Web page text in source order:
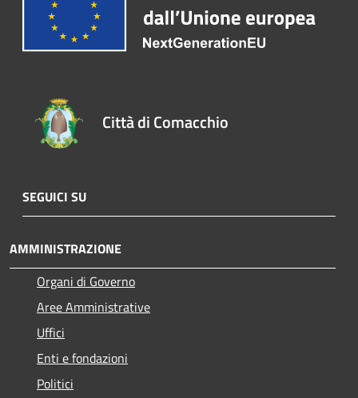
Città di Comacchio
SEGUICI SU
AMMINISTRAZIONE
Organi di Governo
Aree Amministrative
Uffici
Enti e fondazioni
Politici